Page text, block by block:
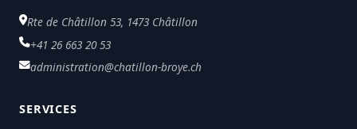
Rte de Châtillon 53, 1473 Châtillon
+41 26 663 20 53
administration@chatillon-broye.ch
SERVICES